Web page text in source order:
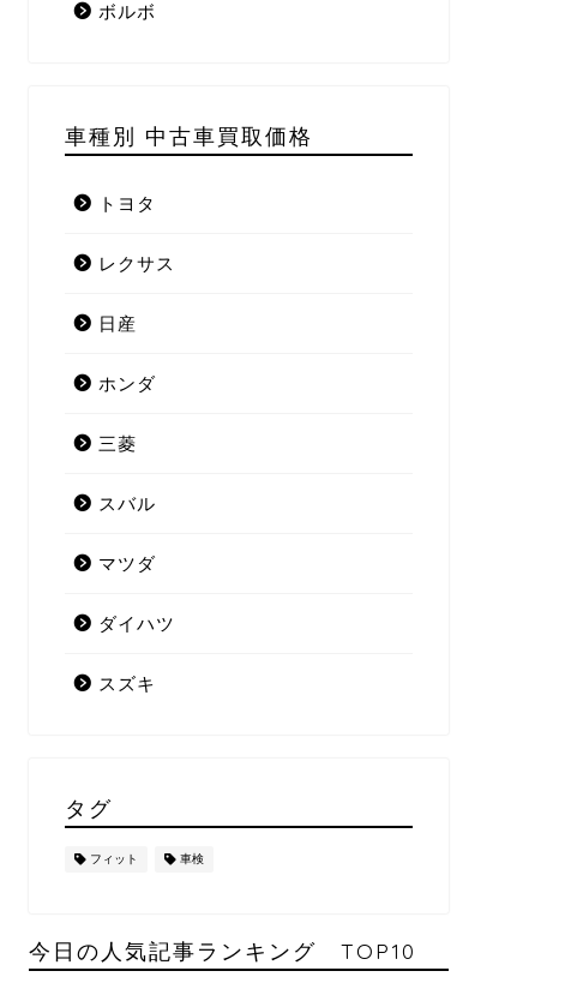
ボルボ
車種別 中古車買取価格
トヨタ
レクサス
日産
ホンダ
三菱
スバル
マツダ
ダイハツ
スズキ
タグ
フィット 車検
今日の人気記事ランキング TOP10